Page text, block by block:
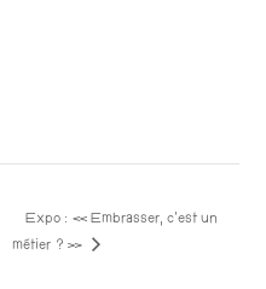
Expo : « Embrasser, c’est un
métier ? »